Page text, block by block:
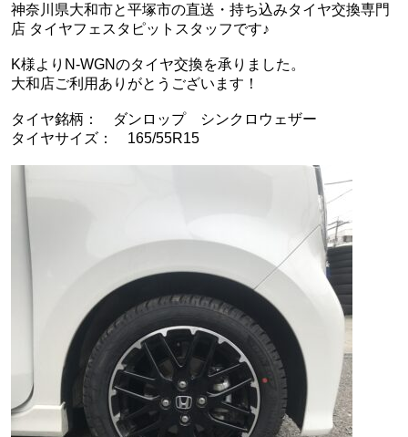
神奈川県大和市と平塚市の直送・‪‎持ち込みタイヤ交換専門
店‬ タイヤフェスタピットスタッフです♪
K様よりN-WGNのタイヤ交換を承りました。
大和店ご利用ありがとうございます！
タイヤ銘柄： ダンロップ シンクロウェザー
タイヤサイズ： 165/55R15